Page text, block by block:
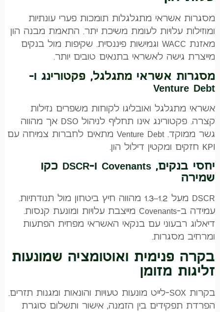
מסגרות אשראי מתגלגלות תומכות פערי עונתיות
ומוזילות עלויות לעומת משיכת יתר. התאמת מבנה הון
מאזנת WACC וגמישות פיננסית. שקיפות מול בנקים
מייצרת גישה לאשראי בתנאים טובים יותר.
מסגרות אשראי מתגלגל, פקטורינג ו-
Venture Debt
אשראי מתגלגל ואובליגו לקוחות משפרים נזילות
קצרה. פקטורינג אינו תחליף לניהול DSO אך מהווה
גשר ממוקד. Venture Debt מתאים לחברות צמיחה עם
KPI חזקים ומקטין דילול הון.
יחסי בנקים, Covenants ו-DSCR כקו
שמירה
DSCR מעל 1.2–1.3 מהווה חיץ ביטחון מול תנודתיות.
עמידה ב-Covenants מייצבת עלויות ומונעת קנסות.
דיאלוג רבעוני עם בנקאי האשראי מפחית הפתעות
ומרחיב מסגרות.
בקרה פנימית ואוטומציה שמונעות
זליגות מזומן
בקרות SOX-לייט מונעות טעויות והונאות ומגנות תזרים.
הפרדת תפקידים בין הזמנה, אישור ותשלום סוגרת